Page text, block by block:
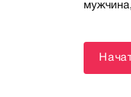
мужчина,